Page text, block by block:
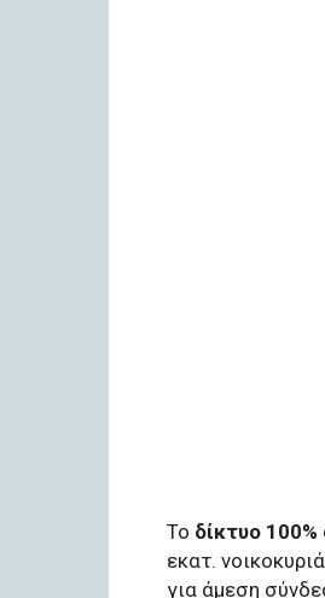
Το δίκτυο
εκατ.
για άμεση